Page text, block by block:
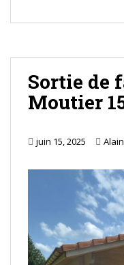
Sortie de
Moutier
juin 15, 2025